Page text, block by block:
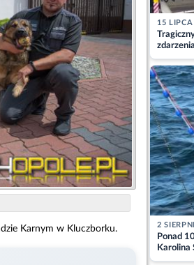
Karnym w Kluczborku.
15 LIPCA
2
Ponad
Karolina
przez